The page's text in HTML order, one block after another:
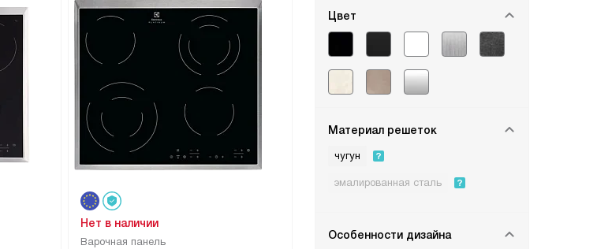
Цвет
Материал решеток
чугун
эмалированная сталь
Особенности дизайна
Варочная панель
Нет в наличии